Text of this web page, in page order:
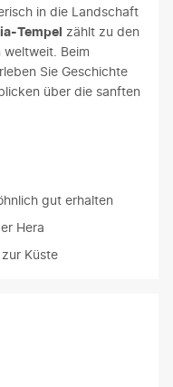
in die Landschaft
Tempel zählt zu den
weltweit. Beim
Sie Geschichte
über die sanften
gut erhalten
Hera
Küste